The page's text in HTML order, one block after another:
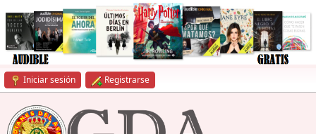
Iniciar sesión Registrarse